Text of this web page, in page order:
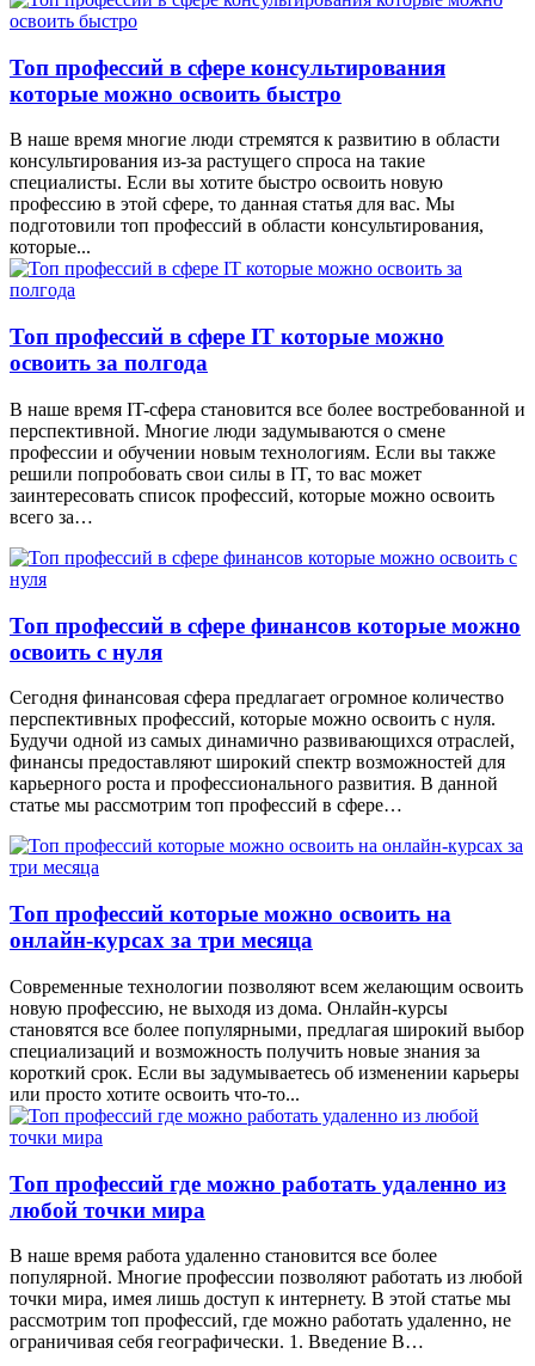
Топ профессий в сфере консультирования
которые можно освоить быстро
В наше время многие люди стремятся к развитию в области
консультирования из-за растущего спроса на такие
специалисты. Если вы хотите быстро освоить новую
профессию в этой сфере, то данная статья для вас. Мы
подготовили топ профессий в области консультирования,
которые...
Топ профессий в сфере IT которые можно
освоить за полгода
В наше время IT-сфера становится все более востребованной и
перспективной. Многие люди задумываются о смене
профессии и обучении новым технологиям. Если вы также
решили попробовать свои силы в IT, то вас может
заинтересовать список профессий, которые можно освоить
всего за…
Топ профессий в сфере финансов которые можно
освоить с нуля
Сегодня финансовая сфера предлагает огромное количество
перспективных профессий, которые можно освоить с нуля.
Будучи одной из самых динамично развивающихся отраслей,
финансы предоставляют широкий спектр возможностей для
карьерного роста и профессионального развития. В данной
статье мы рассмотрим топ профессий в сфере…
Топ профессий которые можно освоить на
онлайн-курсах за три месяца
Современные технологии позволяют всем желающим освоить
новую профессию, не выходя из дома. Онлайн-курсы
становятся все более популярными, предлагая широкий выбор
специализаций и возможность получить новые знания за
короткий срок. Если вы задумываетесь об изменении карьеры
или просто хотите освоить что-то...
Топ профессий где можно работать удаленно из
любой точки мира
В наше время работа удаленно становится все более
популярной. Многие профессии позволяют работать из любой
точки мира, имея лишь доступ к интернету. В этой статье мы
рассмотрим топ профессий, где можно работать удаленно, не
ограничивая себя географически. 1. Введение В…